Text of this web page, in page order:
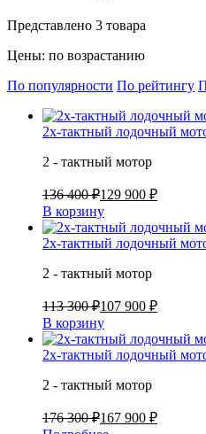
Представлено 3 товара
Цены: по возрастанию
По популярности По рейтингу
2х-тактный лодочный
2 - тактный мотор
136 400 ₽129 900 ₽
В корзину
2х-тактный лодочный
2 - тактный мотор
113 300 ₽107 900 ₽
В корзину
2х-тактный лодочный
2 - тактный мотор
176 300 ₽167 900 ₽